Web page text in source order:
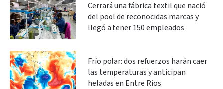
Cerrará una fábrica textil que nació
del pool de reconocidas marcas y
llegó a tener 150 empleados
Frío polar: dos refuerzos harán caer
las temperaturas y anticipan
heladas en Entre Ríos